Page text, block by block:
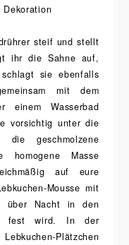
Dekoration
steif und stellt
ihr die Sahne auf,
sie ebenfalls
mit dem
einem Wasserbad
vorsichtig unter die
geschmolzene
homogene Masse
auf eure
Mousse mit
über Nacht in den
fest wird. In der
Plätzchen